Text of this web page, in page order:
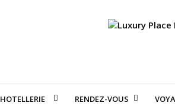
HOTELLERIE RENDEZ-VOUS